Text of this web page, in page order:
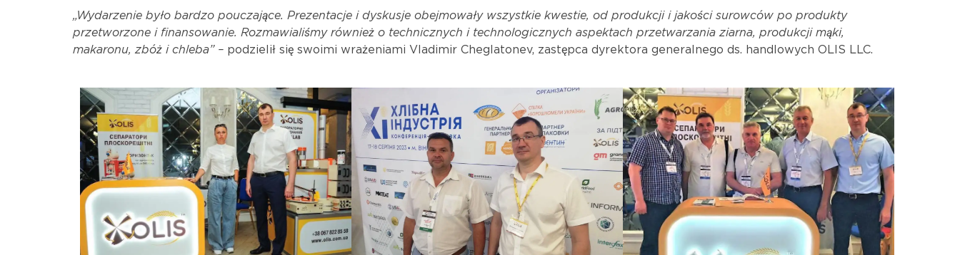
„Wydarzenie było bardzo pouczające. Prezentacje i dyskusje obejmowały wszystkie kwestie, od produkcji i jakości surowców po produkty
przetworzone i finansowanie. Rozmawialiśmy również o technicznych i technologicznych aspektach przetwarzania ziarna, produkcji mąki,
makaronu, zbóż i chleba” – podzielił się swoimi wrażeniami Vladimir Cheglatonev, zastępca dyrektora generalnego ds. handlowych OLIS LLC.